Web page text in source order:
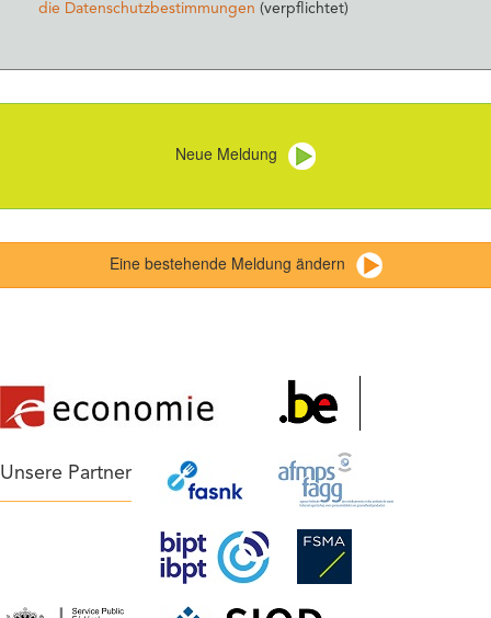
die Datenschutzbestimmungen (verpflichtet)
Neue Meldung
Eine bestehende Meldung ändern
Unsere Partner